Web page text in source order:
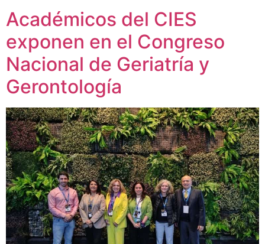
Académicos del CIES
exponen en el Congreso
Nacional de Geriatría y
Gerontología